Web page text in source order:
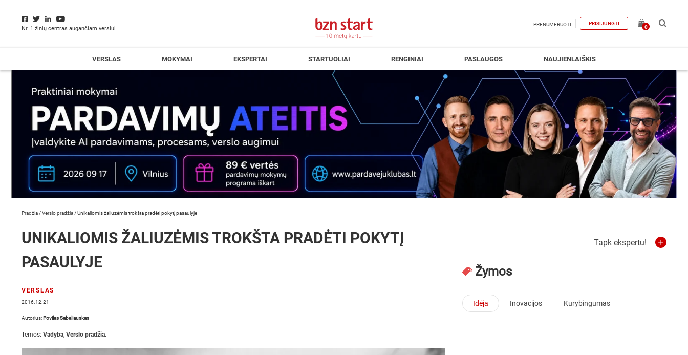
Nr. 1 žinių centras augančiam verslui
PRENUMERUOTI PRISIJUNGTI
0
VERSLAS MOKYMAI EKSPERTAI STARTUOLIAI RENGINIAI PASLAUGOS NAUJIENLAIŠKIS
Pradžia /Verslo pradžia /Unikaliomis žaliuzėmis trokšta pradėti pokytį pasaulyje
UNIKALIOMIS ŽALIUZĖMIS TROKŠTA PRADĖTI POKYTĮ
PASAULYJE
VERSLAS
2016.12.21
Autorius: Povilas Sabaliauskas
Temos: Vadyba, Verslo pradžia.
Tapk ekspertu!
Žymos
Idėja Inovacijos Kūrybingumas